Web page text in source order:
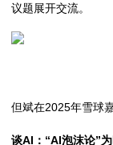
议题展开交流。
但斌在2025年雪球
谈AI：“AI泡沫论”